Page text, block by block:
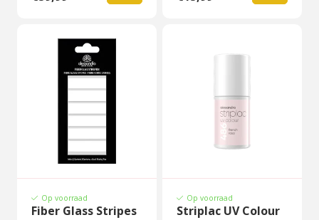
Op voorraad
Fiber Glass Stripes
Op voorraad
Striplac UV Colour